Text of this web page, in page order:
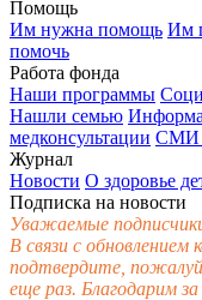
Помощь
Им нужна помощь Им
помочь
Работа фонда
Наши программы
Нашли семью
медконсультации СМИ
Журнал
Новости О здоровье
Подписка на новости
Уважаемые
В связи с
подтвердите,
еще раз. Благодарим